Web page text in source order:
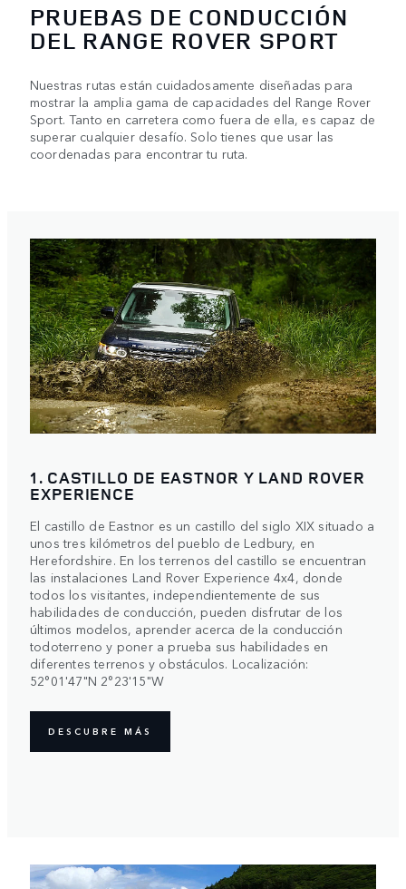
PRUEBAS DE CONDUCCIÓN
DEL RANGE ROVER SPORT
Nuestras rutas están cuidadosamente diseñadas para
mostrar la amplia gama de capacidades del Range Rover
Sport. Tanto en carretera como fuera de ella, es capaz de
superar cualquier desafío. Solo tienes que usar las
coordenadas para encontrar tu ruta.
1. CASTILLO DE EASTNOR Y LAND ROVER
EXPERIENCE
El castillo de Eastnor es un castillo del siglo XIX situado a
unos tres kilómetros del pueblo de Ledbury, en
Herefordshire. En los terrenos del castillo se encuentran
las instalaciones Land Rover Experience 4x4, donde
todos los visitantes, independientemente de sus
habilidades de conducción, pueden disfrutar de los
últimos modelos, aprender acerca de la conducción
todoterreno y poner a prueba sus habilidades en
diferentes terrenos y obstáculos. Localización:
52°01'47"N 2°23'15"W
DESCUBRE MÁS